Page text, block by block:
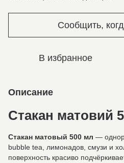
Сообщить,
В избранное
Описание
Стакан матовий
Стакан матовый 500 мл —
bubble tea, лимонадов, смузи и
поверхность красиво